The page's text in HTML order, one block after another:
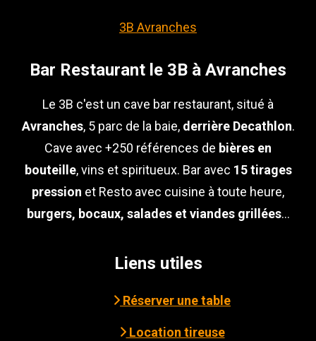
3B Avranches
Bar Restaurant le 3B à Avranches
Le 3B c'est un cave bar restaurant, situé à
Avranches, 5 parc de la baie, derrière Decathlon.
Cave avec +250 références de bières en
bouteille, vins et spiritueux. Bar avec 15 tirages
pression et Resto avec cuisine à toute heure,
burgers, bocaux, salades et viandes grillées...
Liens utiles
Réserver une table
Location tireuse